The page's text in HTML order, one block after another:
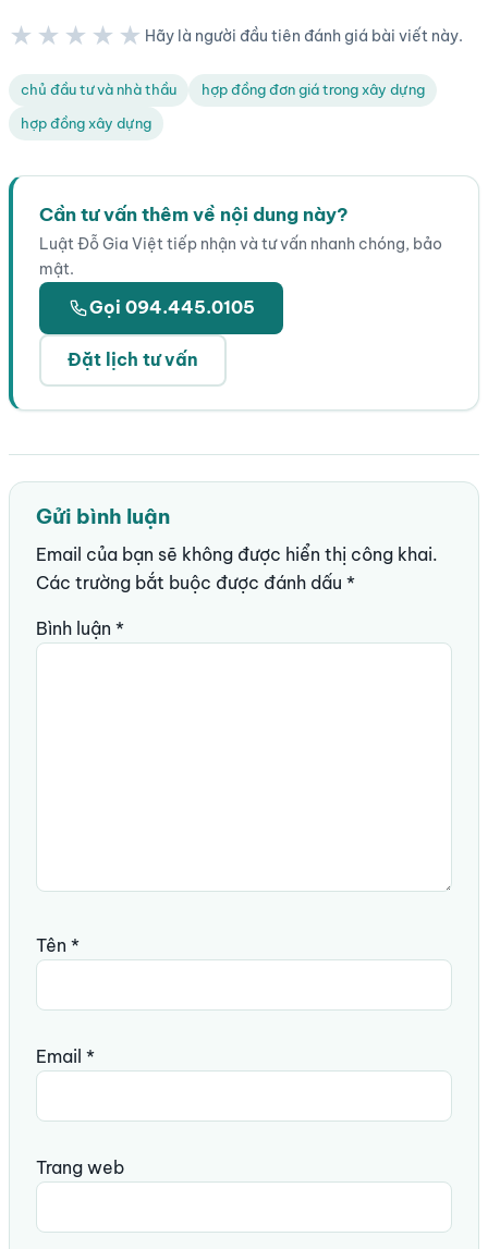
★★★★★ Hãy là người đầu tiên đánh giá bài viết này.
chủ đầu tư và nhà thầu
hợp đồng đơn giá trong xây dựng
hợp đồng xây dựng
Cần tư vấn thêm về nội dung này?
Luật Đỗ Gia Việt tiếp nhận và tư vấn nhanh chóng, bảo
mật.
Gọi 094.445.0105
Đặt lịch tư vấn
Gửi bình luận
Email của bạn sẽ không được hiển thị công khai.
Các trường bắt buộc được đánh dấu *
Bình luận *
Tên *
Email *
Trang web